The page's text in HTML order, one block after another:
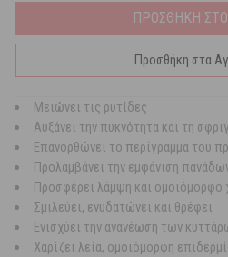
ΠΡΟΣΘΗΚΗ ΣΤΟ
Προσθήκη στα
Μειώνει τις ρυτίδες
Αυξάνει την πυκνότητα και τη
Επανορθώνει το περίγραμμα του
Προλαμβάνει την εμφάνιση
Προσφέρει λάμψη και ομοιόμορφο
Σμιλεύει, ενυδατώνει και θρέφει
Ενισχύει την ανανέωση των
Χαρίζει λεία, ομοιόμορφη